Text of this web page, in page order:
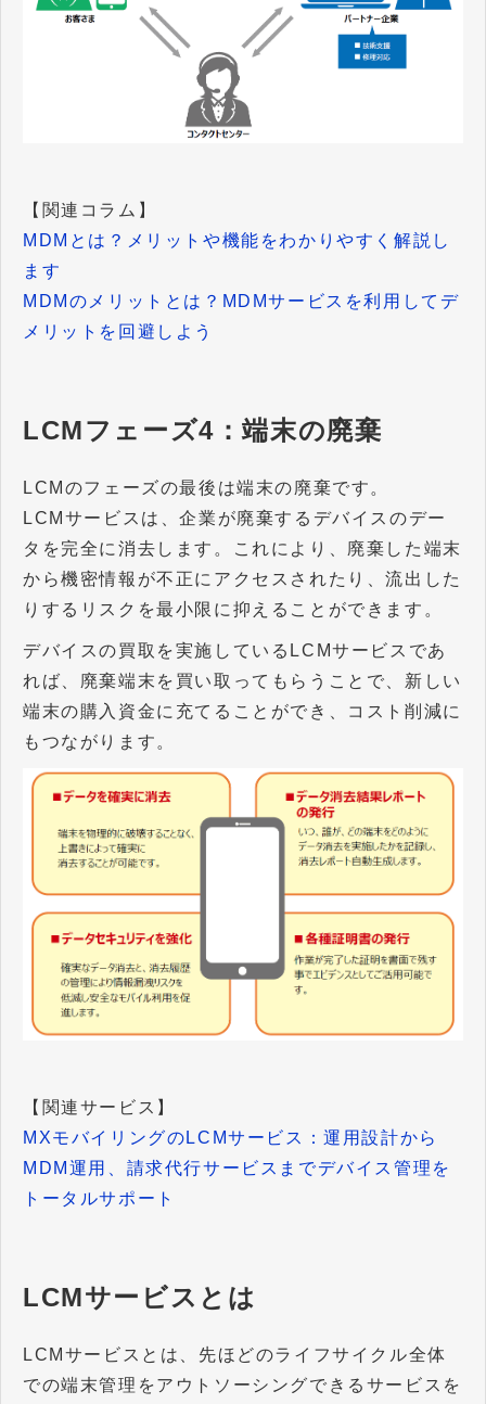
【関連コラム】
MDMとは？メリットや機能をわかりやすく解説し
ます
MDMのメリットとは？MDMサービスを利用してデ
メリットを回避しよう
LCMフェーズ4：端末の廃棄
LCMのフェーズの最後は端末の廃棄です。
LCMサービスは、企業が廃棄するデバイスのデー
タを完全に消去します。これにより、廃棄した端末
から機密情報が不正にアクセスされたり、流出した
りするリスクを最小限に抑えることができます。
デバイスの買取を実施しているLCMサービスであ
れば、廃棄端末を買い取ってもらうことで、新しい
端末の購入資金に充てることができ、コスト削減に
もつながります。
【関連サービス】
MXモバイリングのLCMサービス：運用設計から
MDM運用、請求代行サービスまでデバイス管理を
トータルサポート
LCMサービスとは
LCMサービスとは、先ほどのライフサイクル全体
での端末管理をアウトソーシングできるサービスを